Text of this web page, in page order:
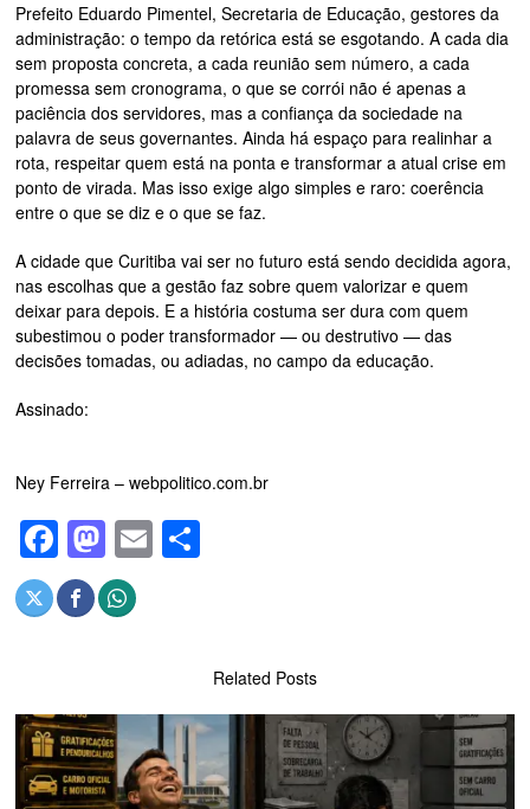
Prefeito Eduardo Pimentel, Secretaria de Educação, gestores da
administração: o tempo da retórica está se esgotando. A cada dia
sem proposta concreta, a cada reunião sem número, a cada
promessa sem cronograma, o que se corrói não é apenas a
paciência dos servidores, mas a confiança da sociedade na
palavra de seus governantes. Ainda há espaço para realinhar a
rota, respeitar quem está na ponta e transformar a atual crise em
ponto de virada. Mas isso exige algo simples e raro: coerência
entre o que se diz e o que se faz.
A cidade que Curitiba vai ser no futuro está sendo decidida agora,
nas escolhas que a gestão faz sobre quem valorizar e quem
deixar para depois. E a história costuma ser dura com quem
subestimou o poder transformador — ou destrutivo — das
decisões tomadas, ou adiadas, no campo da educação.
Assinado:
Ney Ferreira – webpolitico.com.br
Facebook
Mastodon
Email
Related Posts